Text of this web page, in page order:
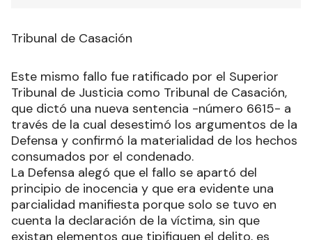
Tribunal de Casación
Este mismo fallo fue ratificado por el Superior
Tribunal de Justicia como Tribunal de Casación,
que dictó una nueva sentencia -número 6615- a
través de la cual desestimó los argumentos de la
Defensa y confirmó la materialidad de los hechos
consumados por el condenado.
La Defensa alegó que el fallo se apartó del
principio de inocencia y que era evidente una
parcialidad manifiesta porque solo se tuvo en
cuenta la declaración de la víctima, sin que
existan elementos que tipifiquen el delito, es